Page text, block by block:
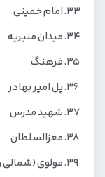
امام خمینی
میدان منیریه
فرهنگ
پل امیر بهادر
شهید مدرس
معزالسلطان
مولوی (شمالی